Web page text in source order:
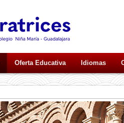
Oferta Educativa Idiomas